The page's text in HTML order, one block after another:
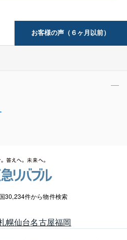
お客様の声（６ヶ月以前）
30,234件から物件検索
幌仙台名古屋福岡